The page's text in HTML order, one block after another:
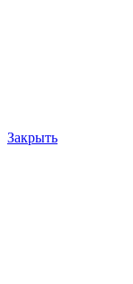
Закрыть